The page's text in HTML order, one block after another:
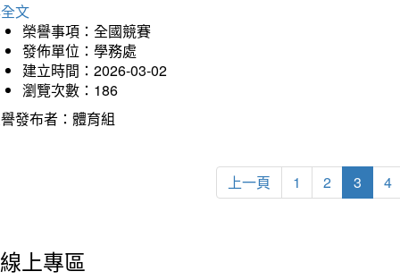
文
榮譽事項：全國競賽
發佈單位：學務處
建立時間：2026-03-02
瀏覽次數：186
發布者：體育組
上一頁 1 2 3 4
線上專區